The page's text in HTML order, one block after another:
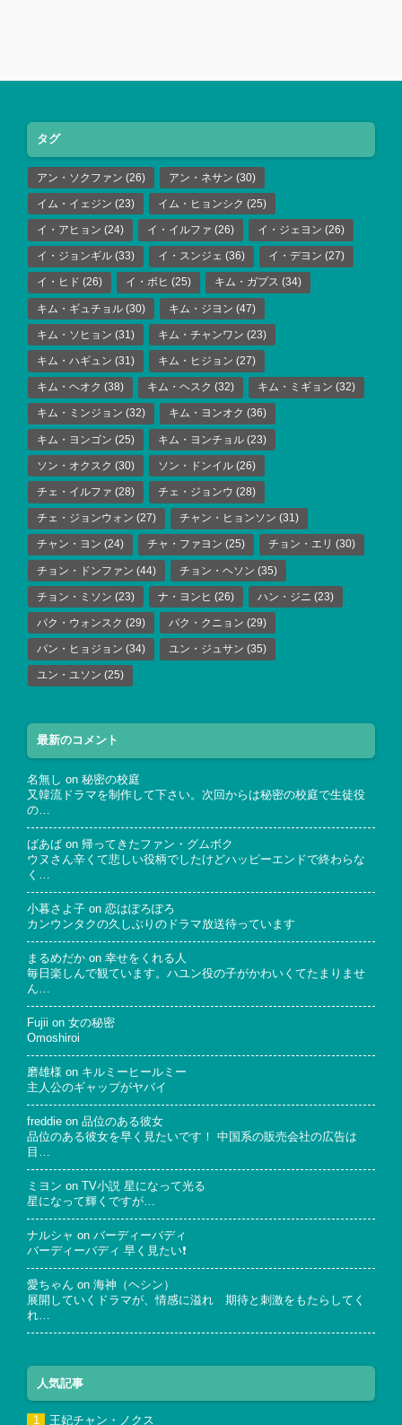
タグ
アン・ソクファン (26) アン・ネサン (30)
イム・イェジン (23) イム・ヒョンシク (25)
イ・アヒョン (24) イ・イルファ (26) イ・ジェヨン (26)
イ・ジョンギル (33) イ・スンジェ (36) イ・デヨン (27)
イ・ヒド (26) イ・ボヒ (25) キム・ガプス (34)
キム・ギュチョル (30) キム・ジヨン (47)
キム・ソヒョン (31) キム・チャンワン (23)
キム・ハギュン (31) キム・ヒジョン (27)
キム・ヘオク (38) キム・ヘスク (32) キム・ミギョン (32)
キム・ミンジョン (32) キム・ヨンオク (36)
キム・ヨンゴン (25) キム・ヨンチョル (23)
ソン・オクスク (30) ソン・ドンイル (26)
チェ・イルファ (28) チェ・ジョンウ (28)
チェ・ジョンウォン (27) チャン・ヒョンソン (31)
チャン・ヨン (24) チャ・ファヨン (25) チョン・エリ (30)
チョン・ドンファン (44) チョン・ヘソン (35)
チョン・ミソン (23) ナ・ヨンヒ (26) ハン・ジニ (23)
パク・ウォンスク (29) パク・クニョン (29)
パン・ヒョジョン (34) ユン・ジュサン (35)
ユン・ユソン (25)
最新のコメント
名無し on 秘密の校庭
又韓流ドラマを制作して下さい。次回からは秘密の校庭で生徒役
の…
ばあば on 帰ってきたファン・グムボク
ウヌさん辛くて悲しい役柄でしたけどハッピーエンドで終わらな
く…
小暮さよ子 on 恋はぽろぽろ
カンウンタクの久しぶりのドラマ放送待っています
まるめだか on 幸せをくれる人
毎日楽しんで観ています。ハユン役の子がかわいくてたまりませ
ん…
Fujii on 女の秘密
Omoshiroi
磨雄様 on キルミーヒールミー
主人公のギャップがヤバイ
freddie on 品位のある彼女
品位のある彼女を早く見たいです！ 中国系の販売会社の広告は
目…
ミヨン on
TV小説 星になって光る
星になって輝くですが…
ナルシャ on バーディーバディ
バーディーバディ 早く見たい❗
愛ちゃん on 海神（ヘシン）
展開していくドラマが、情感に溢れ 期待と刺激をもたらしてく
れ…
人気記事
王妃チャン・ノクス